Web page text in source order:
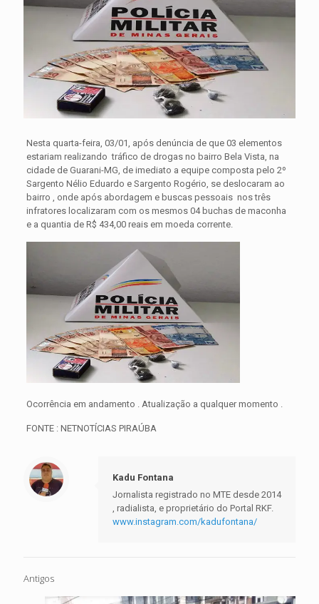
Nesta quarta-feira, 03/01, após denúncia de que 03 elementos
estariam realizando tráfico de drogas no bairro Bela Vista, na
cidade de Guarani-MG, de imediato a equipe composta pelo 2º
Sargento Nélio Eduardo e Sargento Rogério, se deslocaram ao
bairro , onde após abordagem e buscas pessoais nos três
infratores localizaram com os mesmos 04 buchas de maconha
e a quantia de R$ 434,00 reais em moeda corrente.
Ocorrência em andamento . Atualização a qualquer momento .
FONTE : NETNOTÍCIAS PIRAÚBA
Kadu Fontana
Jornalista registrado no MTE desde 2014
, radialista, e proprietário do Portal RKF.
www.instagram.com/kadufontana/
Antigos